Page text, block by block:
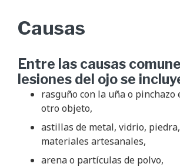
Causas
Entre las causas
lesiones del ojo se
rasguño con la uña o pinchazo
otro objeto,
astillas de metal, vidrio,
materiales artesanales,
arena o partículas de polvo,